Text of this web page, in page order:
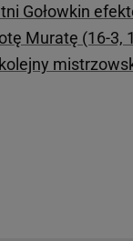
Gołowkin
Muratę (16-3,